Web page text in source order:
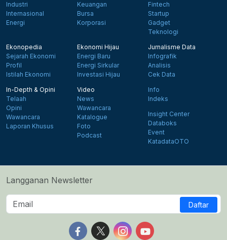
Industri
Internasional
Energi
Keuangan
Bursa
Korporasi
Fintech
Startup
Gadget
Teknologi
Ekonopedia
Sejarah Ekonomi
Profil
Istilah Ekonomi
Ekonomi Hijau
Energi Baru
Energi Sirkular
Investasi Hijau
Jurnalisme Data
Infografik
Analisis
Cek Data
In-Depth & Opini
Telaah
Opini
Wawancara
Laporan Khusus
Video
News
Wawancara
Katalogue
Foto
Podcast
Info
Indeks
Insight Center
Databoks
Event
KatadataOTO
Langganan Newsletter
Daftar
Follow us on Facebook
Follow us on X
Follow us on Instagram
Follow us on